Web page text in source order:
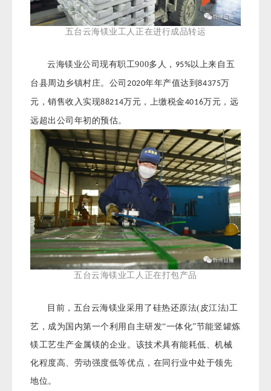
五台云海镁业工人正在进行成品转运
云海镁业公司现有职工900多人， 95%以上来自五
台县周边乡镇村庄。公司 2020年年产值达到84375万
元，销售收入实现88214万元，上缴税金4016万元，远
远超出公司年初的预估。
五台云海镁业工人正在打包产品
目前，五台云海镁业采用了硅热还原法(皮江法)工
艺，成为国内第一个利用自主研发“一体化”节能竖罐炼
镁工艺生产金属镁的企业。该技术具有能耗低、机械
化程度高、劳动强度低等优点，在同行业中处于领先
地位。